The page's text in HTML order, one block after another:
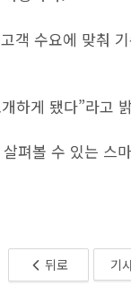
객 수요에 맞춰
하게 됐다”라고
펴볼 수 있는 스
뒤로 기